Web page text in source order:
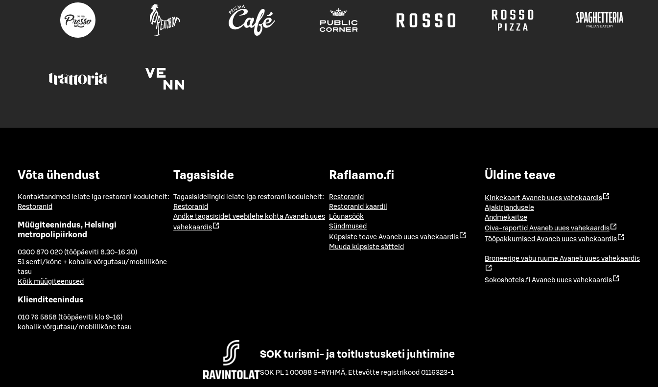
Võta ühendust
Kontaktandmed leiate iga restorani kodulehelt:
Restoranid
Müügiteenindus, Helsingi
metropolipiirkond
0300 870 020 (tööpäeviti 8.30-16.30)
51 senti/kõne + kohalik võrgutasu/mobiilikõne
tasu
Kõik müügiteenused
Klienditeenindus
010 76 5858 (tööpäeviti klo 9-16)
kohalik võrgutasu/mobiilikõne tasu
Tagasiside
Tagasisidelingid leiate iga restorani kodulehelt:
Restoranid
Andke tagasisidet veebilehe kohta Avaneb uues
vahekaardis
Raflaamo.fi
Restoranid
Restoranid kaardil
Lõunasöök
Sündmused
Küpsiste teave Avaneb uues vahekaardis
Muuda küpsiste sätteid
Üldine teave
Kinkekaart Avaneb uues vahekaardis
Ajakirjandusele
Andmekaitse
Oiva-raportid Avaneb uues vahekaardis
Tööpakkumised Avaneb uues vahekaardis
Broneerige vabu ruume Avaneb uues vahekaardis
Sokoshotels.fi Avaneb uues vahekaardis
SOK turismi- ja toitlustusketi juhtimine
SOK PL 1 00088 S-RYHMÄ, Ettevõtte registrikood 0116323-1